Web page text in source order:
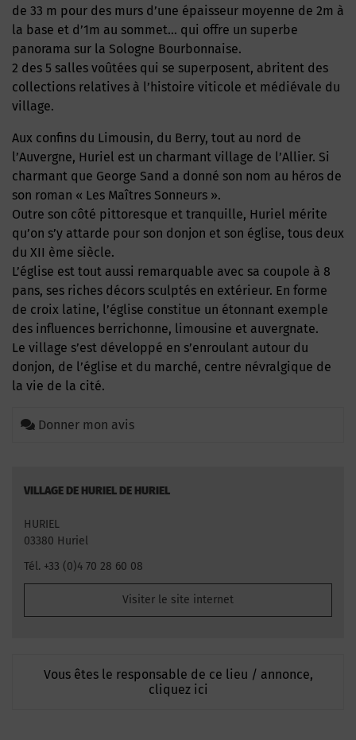
de 33 m pour des murs d’une épaisseur moyenne de 2m à
la base et d’1m au sommet… qui offre un superbe
panorama sur la Sologne Bourbonnaise.
2 des 5 salles voûtées qui se superposent, abritent des
collections relatives à l’histoire viticole et médiévale du
village.
Aux confins du Limousin, du Berry, tout au nord de
l’Auvergne, Huriel est un charmant village de l’Allier. Si
charmant que George Sand a donné son nom au héros de
son roman « Les Maîtres Sonneurs ».
Outre son côté pittoresque et tranquille, Huriel mérite
qu’on s’y attarde pour son donjon et son église, tous deux
du XII ème siècle.
L’église est tout aussi remarquable avec sa coupole à 8
pans, ses riches décors sculptés en extérieur. En forme
de croix latine, l’église constitue un étonnant exemple
des influences berrichonne, limousine et auvergnate.
Le village s’est développé en s’enroulant autour du
donjon, de l’église et du marché, centre névralgique de
la vie de la cité.
Donner mon avis
VILLAGE DE HURIEL DE HURIEL
HURIEL
03380 Huriel
Tél. +33 (0)4 70 28 60 08
Visiter le site internet
Vous êtes le responsable de ce lieu / annonce,
cliquez ici